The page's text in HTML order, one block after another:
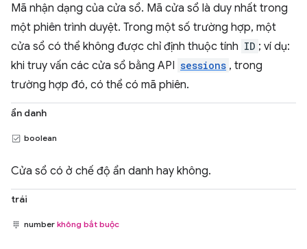
Mã nhận dạng của cửa sổ. Mã cửa sổ là duy nhất trong
một phiên trình duyệt. Trong một số trường hợp, một
cửa sổ có thể không được chỉ định thuộc tính ID ; ví dụ:
khi truy vấn các cửa sổ bằng API sessions , trong
trường hợp đó, có thể có mã phiên.
ẩn danh
boolean
Cửa sổ có ở chế độ ẩn danh hay không.
trái
number không bắt buộc